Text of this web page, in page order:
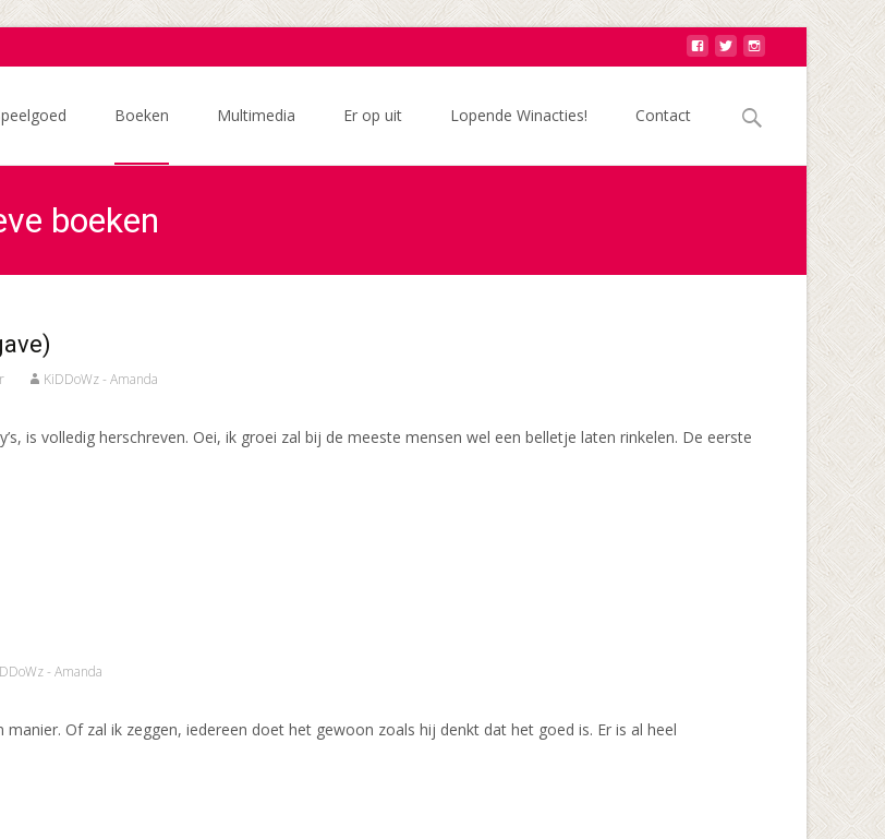
Boeken Multimedia Er op uit Lopende Winacties! Contact
Zoek
naar:
boeken
KiDDoWz - Amanda
is volledig herschreven. Oei, ik groei zal bij de meeste mensen wel een belletje laten rinkelen. De eerste
- Amanda
Of zal ik zeggen, iedereen doet het gewoon zoals hij denkt dat het goed is. Er is al heel